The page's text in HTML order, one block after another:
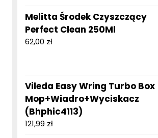
Melitta Środek Czyszczący
Perfect Clean 250Ml
62,00 zł
Vileda Easy Wring Turbo Box
Mop+Wiadro+Wyciskacz
(Bhphic4113)
121,99 zł